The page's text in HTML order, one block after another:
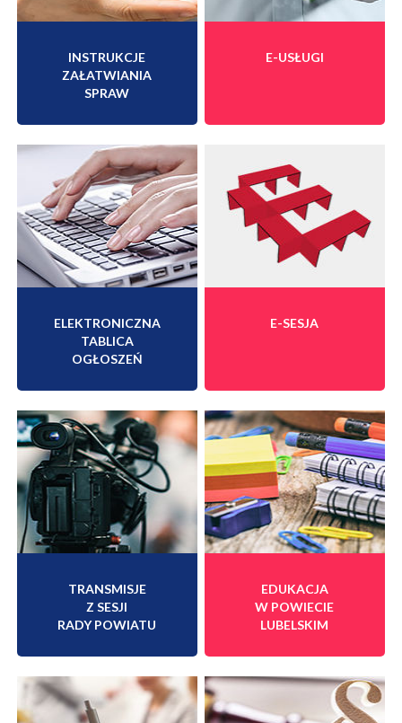
INSTRUKCJE
ZAŁATWIANIA
SPRAW
E-USŁUGI
ELEKTRONICZNA
TABLICA
OGŁOSZEŃ
E-SESJA
TRANSMISJE
Z SESJI
RADY POWIATU
EDUKACJA
W POWIECIE
LUBELSKIM